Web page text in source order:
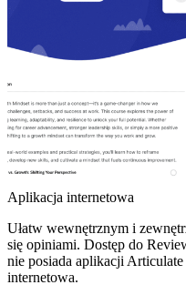
Aplikacja internetowa
Ułatw wewnętrznym i
się opiniami. Dostęp do
nie posiada aplikacji
internetowa.